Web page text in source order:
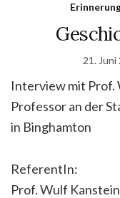
21. Juni
Interview mit Prof.
Professor an der
in Binghamton
ReferentIn:
Prof. Wulf